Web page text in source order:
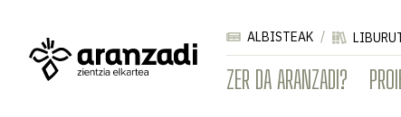
ZER DA ARANZADI?
ALBISTEAK